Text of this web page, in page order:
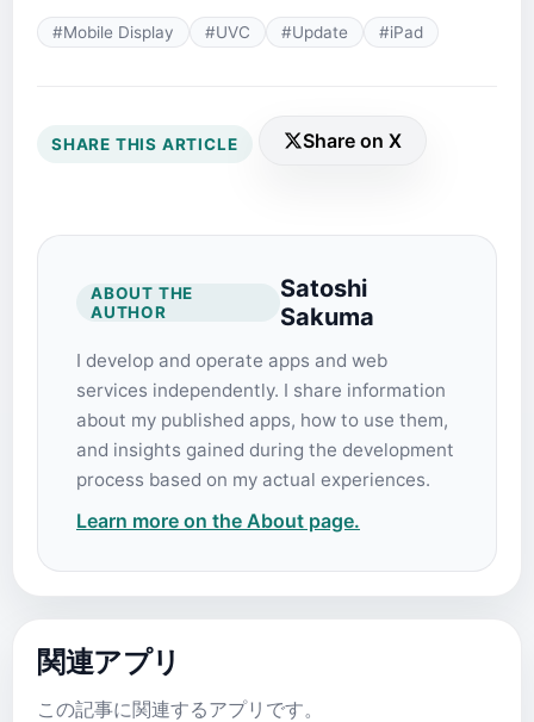
#Mobile Display #UVC #Update #iPad
SHARE THIS ARTICLE Share on X
ABOUT THE
AUTHOR
Satoshi
Sakuma
I develop and operate apps and web
services independently. I share information
about my published apps, how to use them,
and insights gained during the development
process based on my actual experiences.
Learn more on the About page.
関連アプリ
この記事に関連するアプリです。